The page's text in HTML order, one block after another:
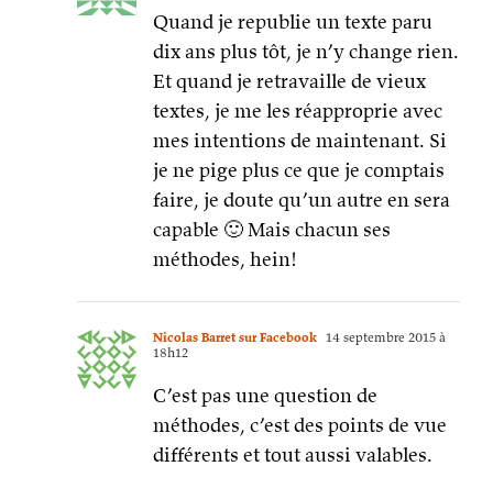
Quand je republie un texte paru
dix ans plus tôt, je n’y change rien.
Et quand je retravaille de vieux
textes, je me les réapproprie avec
mes intentions de maintenant. Si
je ne pige plus ce que je comptais
faire, je doute qu’un autre en sera
capable 🙂 Mais chacun ses
méthodes, hein!
Nicolas Barret sur Facebook 14 septembre 2015 à
18h12
C’est pas une question de
méthodes, c’est des points de vue
différents et tout aussi valables.